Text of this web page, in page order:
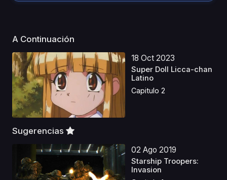
A Continuación
18 Oct 2023
Super Doll Licca-chan
Latino
Capitulo 2
Sugerencias
02 Ago 2019
Starship Troopers:
Invasion